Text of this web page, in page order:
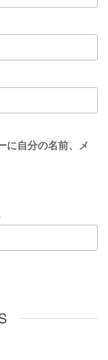
に自分の名前、メ